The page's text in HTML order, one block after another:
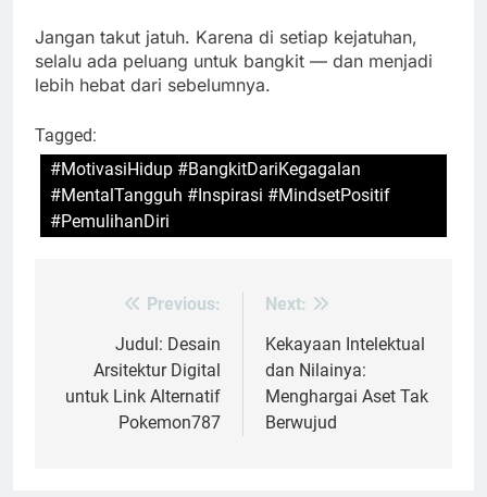
Jangan takut jatuh. Karena di setiap kejatuhan,
selalu ada peluang untuk bangkit — dan menjadi
lebih hebat dari sebelumnya.
Tagged:
#MotivasiHidup #BangkitDariKegagalan
#MentalTangguh #Inspirasi #MindsetPositif
#PemulihanDiri
navigation
Previous:
Judul: Desain
Arsitektur Digital
untuk Link Alternatif
Pokemon787
Next:
Kekayaan Intelektual
dan Nilainya:
Menghargai Aset Tak
Berwujud